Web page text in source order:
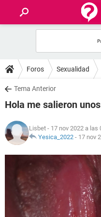
FOROS
SALUD
NUTRICIÓN
BIENESTAR
SEXUALIDAD
GLOSARIO
Foros Sexualidad
Tema Anterior
Hola me salieron
Lisbet - 17 nov 2022 a las
Yesica_2022 - 17 nov